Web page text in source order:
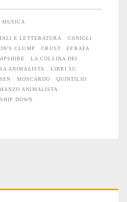
MUSICA
E LETTERATURA
CONIGLI
CLUMP CRUST
EFRAFA
LA COLLINA DEI
ANIMALISTA
LIBRI SU
MOSCARDO
QUINTILIO
ANIMALISTA
DOWN